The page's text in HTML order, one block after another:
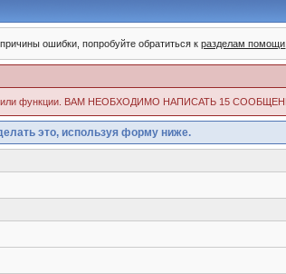
ошибки, попробуйте обратиться кразделам помощи
или функции. ВАМ НЕОБХОДИМО НАПИСАТЬ 15
это, используя форму ниже.